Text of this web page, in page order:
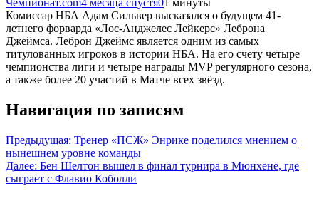
Комиссар НБА Адам Сильвер высказался о будущем 41-
летнего форварда «Лос-Анджелес Лейкерс» Леброна
Джеймса. Леброн Джеймс является одним из самых
титулованных игроков в истории НБА. На его счету четыре
чемпионства лиги и четыре награды MVP регулярного сезона,
а также более 20 участий в Матче всех звёзд.
Навигация по записям
Предыдущая: Тренер «ПСЖ» Энрике поделился мнением о
нынешнем уровне команды
Далее: Бен Шелтон вышел в финал турнира в Мюнхене, где
сыграет с Флавио Коболли